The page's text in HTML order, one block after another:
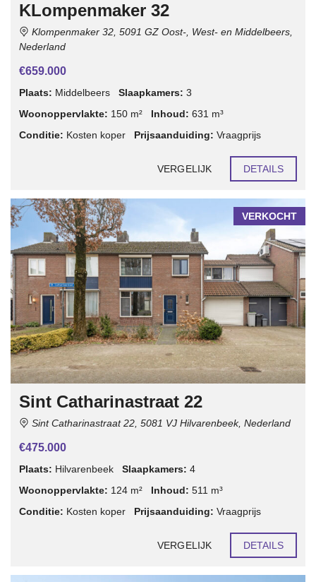
KLompenmaker 32
Klompenmaker 32, 5091 GZ Oost-, West- en Middelbeers,
Nederland
€659.000
Plaats: Middelbeers Slaapkamers: 3
Woonoppervlakte: 150 m² Inhoud: 631 m³
Conditie: Kosten koper Prijsaanduiding: Vraagprijs
VERGELIJK DETAILS
VERKOCHT
Sint Catharinastraat 22
Sint Catharinastraat 22, 5081 VJ Hilvarenbeek, Nederland
€475.000
Plaats: Hilvarenbeek Slaapkamers: 4
Woonoppervlakte: 124 m² Inhoud: 511 m³
Conditie: Kosten koper Prijsaanduiding: Vraagprijs
VERGELIJK DETAILS